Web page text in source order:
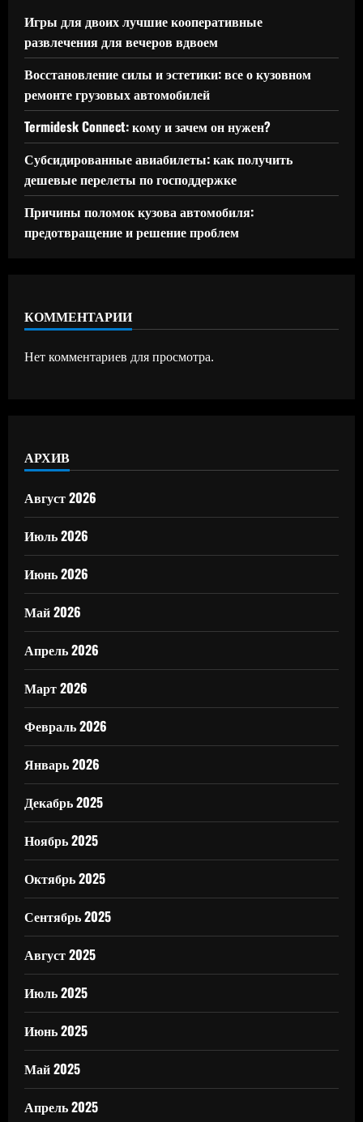
Игры для двоих лучшие кооперативные
развлечения для вечеров вдвоем
Восстановление силы и эстетики: все о кузовном
ремонте грузовых автомобилей
Termidesk Connect: кому и зачем он нужен?
Субсидированные авиабилеты: как получить
дешевые перелеты по господдержке
Причины поломок кузова автомобиля:
предотвращение и решение проблем
КОММЕНТАРИИ
Нет комментариев для просмотра.
АРХИВ
Август 2026
Июль 2026
Июнь 2026
Май 2026
Апрель 2026
Март 2026
Февраль 2026
Январь 2026
Декабрь 2025
Ноябрь 2025
Октябрь 2025
Сентябрь 2025
Август 2025
Июль 2025
Июнь 2025
Май 2025
Апрель 2025